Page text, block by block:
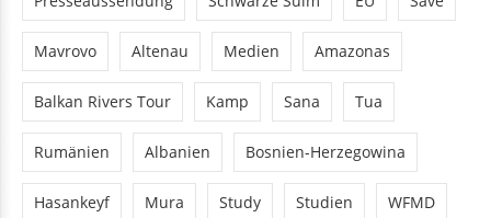
Mavrovo Altenau Medien Amazonas
Balkan Rivers Tour Kamp Sana Tua
Rumänien Albanien Bosnien-Herzegowina
Hasankeyf Mura Study Studien WFMD